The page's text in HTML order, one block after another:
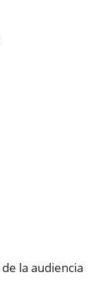
la audiencia